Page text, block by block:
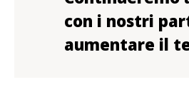
con i nostri
aumentare il